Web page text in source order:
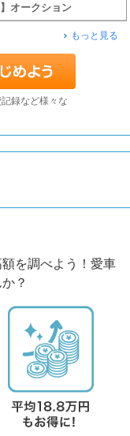
】オークション
もっと見る
録など様々な
を調べよう！愛車
？